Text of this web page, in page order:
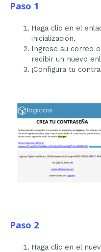
Paso 1
Haga clic en el
inicialización.
Ingrese su correo
recibir un nuevo
¡Configura tu
Paso 2
Haga clic en el